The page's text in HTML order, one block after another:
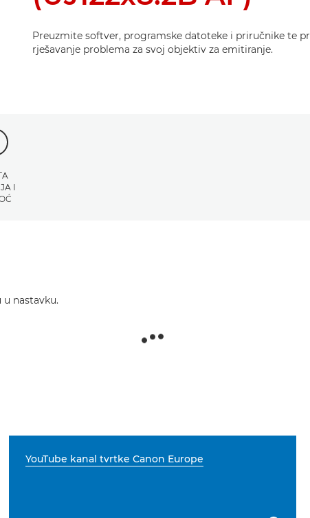
Preuzmite softver, programske datoteke i priručnike te
rješavanje problema za svoj objektiv za emitiranje.
I
nastavku.
YouTube kanal tvrtke Canon Europe